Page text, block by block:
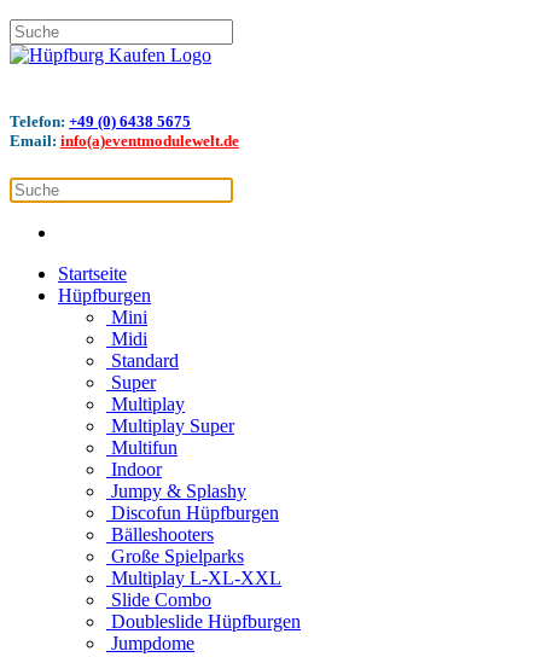
Telefon: +49 (0) 6438 5675
Email: info(a)eventmodulewelt.de
Startseite
Hüpfburgen
Mini
Midi
Standard
Super
Multiplay
Multiplay Super
Multifun
Indoor
Jumpy & Splashy
Discofun Hüpfburgen
Bälleshooters
Große Spielparks
Multiplay L-XL-XXL
Slide Combo
Doubleslide Hüpfburgen
Jumpdome